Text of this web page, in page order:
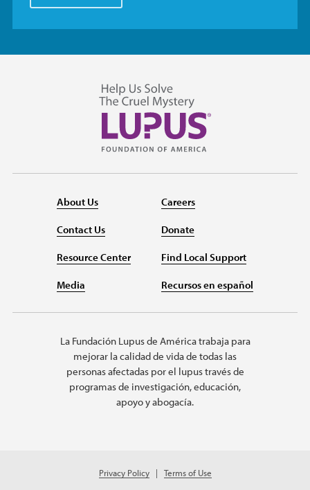
About Us
Contact Us
Resource Center
Media
Careers
Donate
Find Local Support
Recursos en español
La Fundación Lupus de América trabaja para
mejorar la calidad de vida de todas las
personas afectadas por el lupus través de
programas de investigación, educación,
apoyo y abogacía.
Privacy Policy
Terms of Use